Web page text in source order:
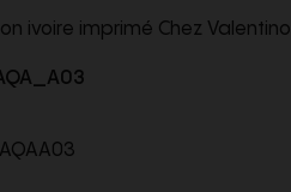
ivoire imprimé Chez Valentino